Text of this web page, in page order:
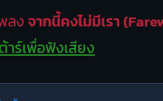
ลงจากนี้คงไม่มีเรา
ร์เพื่อฟังเสียง